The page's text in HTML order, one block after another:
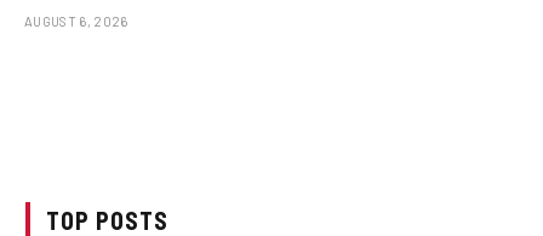
AUGUST 6, 2026
TOP POSTS